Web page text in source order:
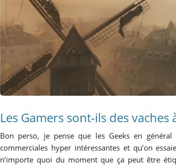
Les Gamers sont-ils des vaches
Bon perso, je pense que les Geeks en général
commerciales hyper intéressantes et qu’on
n’importe quoi du moment que ça peut être